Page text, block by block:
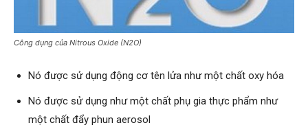
Công dụng của Nitrous Oxide (N2O)
Nó được sử dụng động cơ tên lửa như một chất oxy hóa
Nó được sử dụng như một chất phụ gia thực phẩm như
một chất đẩy phun aerosol